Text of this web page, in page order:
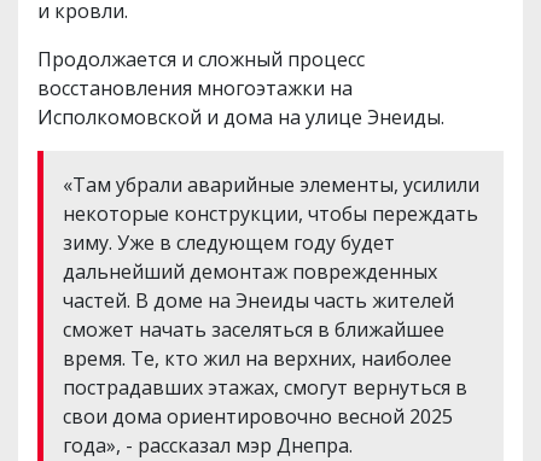
и кровли.
Продолжается и сложный процесс
восстановления многоэтажки на
Исполкомовской и дома на улице Энеиды.
«Там убрали аварийные элементы, усилили
некоторые конструкции, чтобы переждать
зиму. Уже в следующем году будет
дальнейший демонтаж поврежденных
частей. В доме на Энеиды часть жителей
сможет начать заселяться в ближайшее
время. Те, кто жил на верхних, наиболее
пострадавших этажах, смогут вернуться в
свои дома ориентировочно весной 2025
года», - рассказал мэр Днепра.